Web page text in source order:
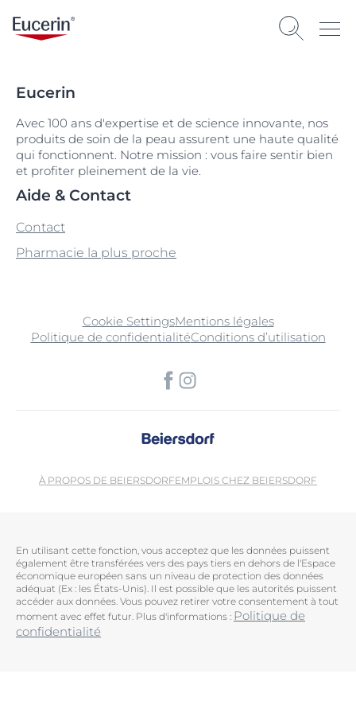
Eucerin
Avec 100 ans d'expertise et de science innovante, nos
produits de soin de la peau assurent une haute qualité
qui fonctionnent. Notre mission : vous faire sentir bien
et profiter pleinement de la vie.
Aide & Contact
Contact
Pharmacie la plus proche
Cookie SettingsMentions légales
Politique de confidentialitéConditions d’utilisation
À PROPOS DE BEIERSDORFEMPLOIS CHEZ BEIERSDORF
En utilisant cette fonction, vous acceptez que les données puissent
également être transférées vers des pays tiers en dehors de l'Espace
économique européen sans un niveau de protection des données
adéquat (Ex : les États-Unis). Il est possible que les autorités puissent
accéder aux données. Vous pouvez retirer votre consentement à tout
moment avec effet futur. Plus d'informations : Politique de
confidentialité